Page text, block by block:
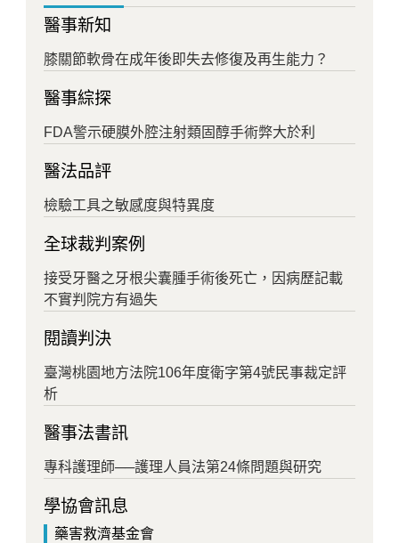
醫事新知
膝關節軟骨在成年後即失去修復及再生能力？
醫事綜探
FDA警示硬膜外腔注射類固醇手術弊大於利
醫法品評
檢驗工具之敏感度與特異度
全球裁判案例
接受牙醫之牙根尖囊腫手術後死亡，因病歷記載
不實判院方有過失
閱讀判決
臺灣桃園地方法院106年度衛字第4號民事裁定評
析
醫事法書訊
專科護理師──護理人員法第24條問題與研究
學協會訊息
藥害救濟基金會